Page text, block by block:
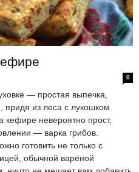
0
— простая выпечка,
придя из леса с лукошком
кефире невероятно прост,
— варка грибов.
готовить не только с
обычной варёной